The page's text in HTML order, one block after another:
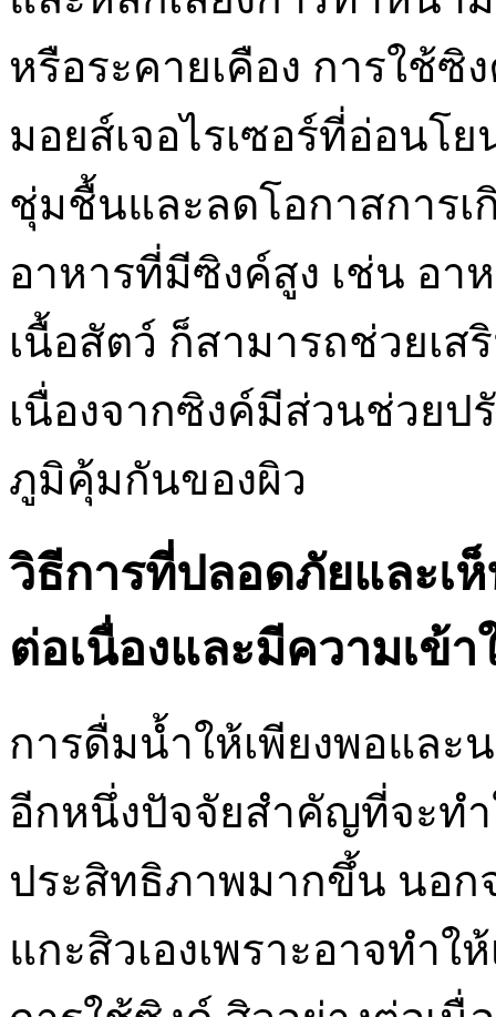
หรือระคายเคือง การใช้
มอยส์เจอไรเซอร์ที่อ่อนโ
ชุ่มชื้นและลดโอกาสการเ
อาหารที่มีซิงค์สูง เช่น อา
เนื้อสัตว์ ก็สามารถช่วยเ
เนื่องจากซิงค์มีส่วนช่วยป
ภูมิคุ้มกันของผิว
วิธีการที่ปลอดภัยและเ
ต่อเนื่องและมีความเข้า
การดื่มน้ำให้เพียงพอและ
อีกหนึ่งปัจจัยสำคัญที่จะท
ประสิทธิภาพมากขึ้น นอก
แกะสิวเองเพราะอาจทำใ